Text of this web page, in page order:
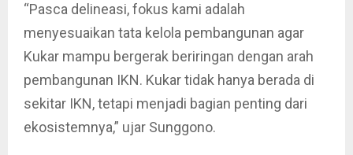
“Pasca delineasi, fokus kami adalah
menyesuaikan tata kelola pembangunan agar
Kukar mampu bergerak beriringan dengan arah
pembangunan IKN. Kukar tidak hanya berada di
sekitar IKN, tetapi menjadi bagian penting dari
ekosistemnya,” ujar Sunggono.